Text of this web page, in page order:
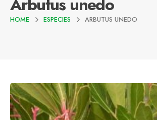
HOME ESPECIES ARBUTUS UNEDO